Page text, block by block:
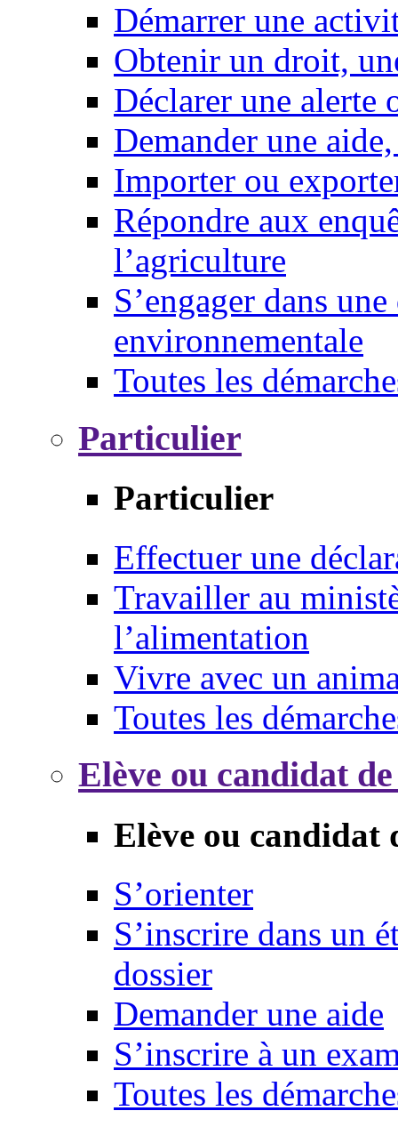
Démarrer une
Obtenir un droit,
Déclarer une alerte
Demander une
Importer ou
Répondre aux
l’agriculture
S’engager dans
environnementale
Toutes les
Particulier
Particulier
Effectuer une
Travailler au
l’alimentation
Vivre avec un
Toutes les
Elève ou candidat
Elève ou candidat
S’orienter
S’inscrire dans un
dossier
Demander une aide
S’inscrire à un
Toutes les